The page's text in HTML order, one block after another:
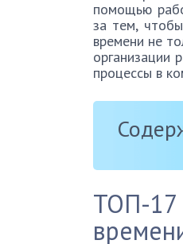
помощью
за тем,
времени не
организации
процессы в
ТОП-